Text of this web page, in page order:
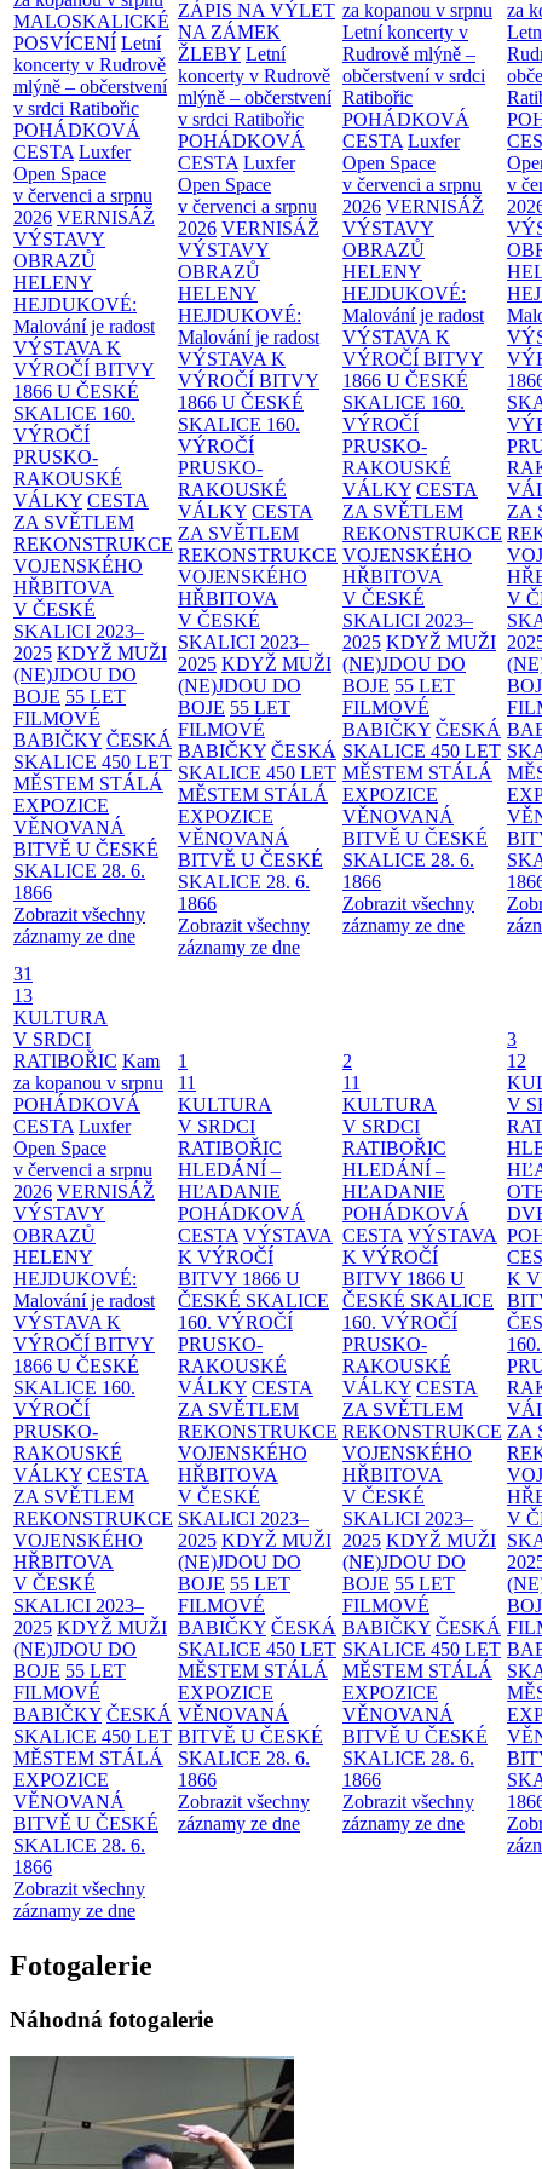
MALOSKALICKÉ
POSVÍCENÍ Letní
koncerty v Rudrově
mlýně – občerstvení
v srdci Ratibořic
POHÁDKOVÁ
CESTA Luxfer
Open Space
v červenci a srpnu
2026 VERNISÁŽ
VÝSTAVY
OBRAZŮ
HELENY
HEJDUKOVÉ:
Malování je radost
VÝSTAVA K
VÝROČÍ BITVY
1866 U ČESKÉ
SKALICE 160.
VÝROČÍ
PRUSKO-
RAKOUSKÉ
VÁLKY CESTA
ZA SVĚTLEM
REKONSTRUKCE
VOJENSKÉHO
HŘBITOVA
V ČESKÉ
SKALICI 2023–
2025 KDYŽ MUŽI
(NE)JDOU DO
BOJE 55 LET
FILMOVÉ
BABIČKY ČESKÁ
SKALICE 450 LET
MĚSTEM STÁLÁ
EXPOZICE
VĚNOVANÁ
BITVĚ U ČESKÉ
SKALICE 28. 6.
1866
Zobrazit všechny
záznamy ze dne
ZÁPIS NA VÝLET
NA ZÁMEK
ŽLEBY Letní
koncerty v Rudrově
mlýně – občerstvení
v srdci Ratibořic
POHÁDKOVÁ
CESTA Luxfer
Open Space
v červenci a srpnu
2026 VERNISÁŽ
VÝSTAVY
OBRAZŮ
HELENY
HEJDUKOVÉ:
Malování je radost
VÝSTAVA K
VÝROČÍ BITVY
1866 U ČESKÉ
SKALICE 160.
VÝROČÍ
PRUSKO-
RAKOUSKÉ
VÁLKY CESTA
ZA SVĚTLEM
REKONSTRUKCE
VOJENSKÉHO
HŘBITOVA
V ČESKÉ
SKALICI 2023–
2025 KDYŽ MUŽI
(NE)JDOU DO
BOJE 55 LET
FILMOVÉ
BABIČKY ČESKÁ
SKALICE 450 LET
MĚSTEM STÁLÁ
EXPOZICE
VĚNOVANÁ
BITVĚ U ČESKÉ
SKALICE 28. 6.
1866
Zobrazit všechny
záznamy ze dne
za kopanou v srpnu
Letní koncerty v
Rudrově mlýně –
občerstvení v srdci
Ratibořic
POHÁDKOVÁ
CESTA Luxfer
Open Space
v červenci a srpnu
2026 VERNISÁŽ
VÝSTAVY
OBRAZŮ
HELENY
HEJDUKOVÉ:
Malování je radost
VÝSTAVA K
VÝROČÍ BITVY
1866 U ČESKÉ
SKALICE 160.
VÝROČÍ
PRUSKO-
RAKOUSKÉ
VÁLKY CESTA
ZA SVĚTLEM
REKONSTRUKCE
VOJENSKÉHO
HŘBITOVA
V ČESKÉ
SKALICI 2023–
2025 KDYŽ MUŽI
(NE)JDOU DO
BOJE 55 LET
FILMOVÉ
BABIČKY ČESKÁ
SKALICE 450 LET
MĚSTEM STÁLÁ
EXPOZICE
VĚNOVANÁ
BITVĚ U ČESKÉ
SKALICE 28. 6.
1866
Zobrazit všechny
záznamy ze dne
za
v
ZA
V
31
13
KULTURA
V SRDCI
RATIBOŘIC Kam
za kopanou v srpnu
POHÁDKOVÁ
CESTA Luxfer
Open Space
v červenci a srpnu
2026 VERNISÁŽ
VÝSTAVY
OBRAZŮ
HELENY
HEJDUKOVÉ:
Malování je radost
VÝSTAVA K
VÝROČÍ BITVY
1866 U ČESKÉ
SKALICE 160.
VÝROČÍ
PRUSKO-
RAKOUSKÉ
VÁLKY CESTA
ZA SVĚTLEM
REKONSTRUKCE
VOJENSKÉHO
HŘBITOVA
V ČESKÉ
SKALICI 2023–
2025 KDYŽ MUŽI
(NE)JDOU DO
BOJE 55 LET
FILMOVÉ
BABIČKY ČESKÁ
SKALICE 450 LET
MĚSTEM STÁLÁ
EXPOZICE
VĚNOVANÁ
BITVĚ U ČESKÉ
SKALICE 28. 6.
1866
Zobrazit všechny
záznamy ze dne
1
11
KULTURA
V SRDCI
RATIBOŘIC
HLEDÁNÍ –
HĽADANIE
POHÁDKOVÁ
CESTA VÝSTAVA
K VÝROČÍ
BITVY 1866 U
ČESKÉ SKALICE
160. VÝROČÍ
PRUSKO-
RAKOUSKÉ
VÁLKY CESTA
ZA SVĚTLEM
REKONSTRUKCE
VOJENSKÉHO
HŘBITOVA
V ČESKÉ
SKALICI 2023–
2025 KDYŽ MUŽI
(NE)JDOU DO
BOJE 55 LET
FILMOVÉ
BABIČKY ČESKÁ
SKALICE 450 LET
MĚSTEM STÁLÁ
EXPOZICE
VĚNOVANÁ
BITVĚ U ČESKÉ
SKALICE 28. 6.
1866
Zobrazit všechny
záznamy ze dne
2
11
KULTURA
V SRDCI
RATIBOŘIC
HLEDÁNÍ –
HĽADANIE
POHÁDKOVÁ
CESTA VÝSTAVA
K VÝROČÍ
BITVY 1866 U
ČESKÉ SKALICE
160. VÝROČÍ
PRUSKO-
RAKOUSKÉ
VÁLKY CESTA
ZA SVĚTLEM
REKONSTRUKCE
VOJENSKÉHO
HŘBITOVA
V ČESKÉ
SKALICI 2023–
2025 KDYŽ MUŽI
(NE)JDOU DO
BOJE 55 LET
FILMOVÉ
BABIČKY ČESKÁ
SKALICE 450 LET
MĚSTEM STÁLÁ
EXPOZICE
VĚNOVANÁ
BITVĚ U ČESKÉ
SKALICE 28. 6.
1866
Zobrazit všechny
záznamy ze dne
3
12
V
K
ZA
V
Fotogalerie
Náhodná fotogalerie